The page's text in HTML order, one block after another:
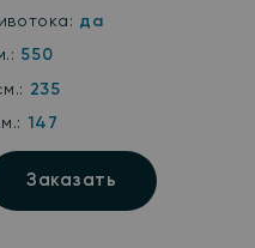
да
550
235
147
Заказать